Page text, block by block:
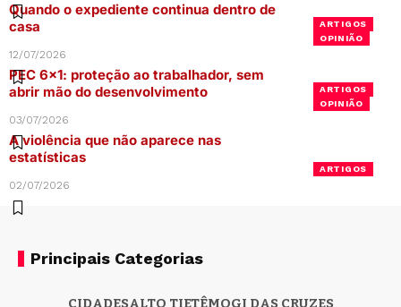
ARTIGOS
OPINIÃO
Quando o expediente continua dentro de
casa
12/07/2026
ARTIGOS
OPINIÃO
PEC 6×1: proteção ao trabalhador, sem
abrir mão do desenvolvimento
03/07/2026
ARTIGOS
A violência que não aparece nas
estatísticas
02/07/2026
Principais Categorias
CIDADESALTO TIETÊMOGI DAS CRUZES